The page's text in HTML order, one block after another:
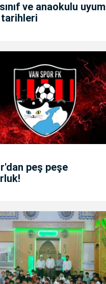
ve anaokulu uyum
tarihleri
peş peşe